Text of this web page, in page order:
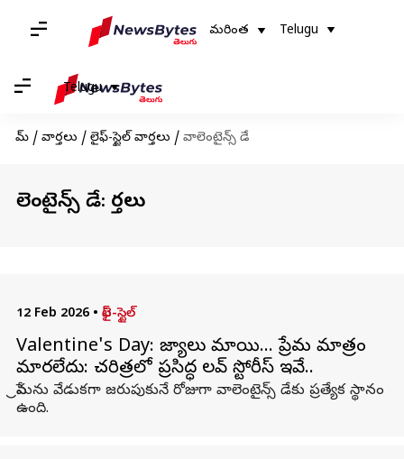
మరింత Telugu
Telugu
హోమ్ / వార్తలు / లైఫ్-స్టైల్ వార్తలు / వాలెంటైన్స్ డే
వాలెంటైన్స్ డే: వార్తలు
12 Feb 2026 • లైఫ్-స్టైల్
Valentine's Day: రాజ్యాలు మారాయి… ప్రేమ మాత్రం
మారలేదు: చరిత్రలో ప్రసిద్ధ లవ్ స్టోరీస్ ఇవే..
ప్రేమను వేడుకగా జరుపుకునే రోజుగా వాలెంటైన్స్ డేకు ప్రత్యేక స్థానం
ఉంది.